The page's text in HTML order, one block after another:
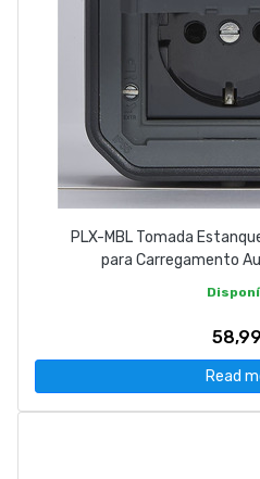
PLX-MBL Tomada
para Carregamento
Read